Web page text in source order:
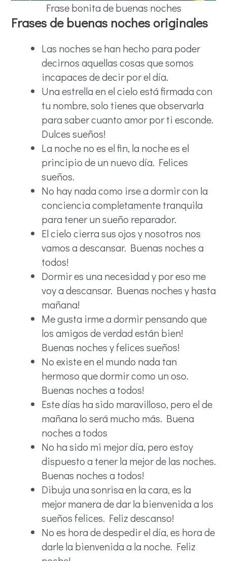
Frase bonita de buenas noches
Frases de buenas noches originales
Las noches se han hecho para poder
decirnos aquellas cosas que somos
incapaces de decir por el día.
Una estrella en el cielo está firmada con
tu nombre, solo tienes que observarla
para saber cuanto amor por ti esconde.
Dulces sueños!
La noche no es el fin, la noche es el
principio de un nuevo día. Felices
sueños.
No hay nada como irse a dormir con la
conciencia completamente tranquila
para tener un sueño reparador.
El cielo cierra sus ojos y nosotros nos
vamos a descansar. Buenas noches a
todos!
Dormir es una necesidad y por eso me
voy a descansar. Buenas noches y hasta
mañana!
Me gusta irme a dormir pensando que
los amigos de verdad están bien!
Buenas noches y felices sueños!
No existe en el mundo nada tan
hermoso que dormir como un oso.
Buenas noches a todos!
Este días ha sido maravilloso, pero el de
mañana lo será mucho más. Buena
noches a todos
No ha sido mi mejor día, pero estoy
dispuesto a tener la mejor de las noches.
Buenas noches a todos!
Dibuja una sonrisa en la cara, es la
mejor manera de dar la bienvenida a los
sueños felices. Feliz descanso!
No es hora de despedir el día, es hora de
darle la bienvenida a la noche. Feliz